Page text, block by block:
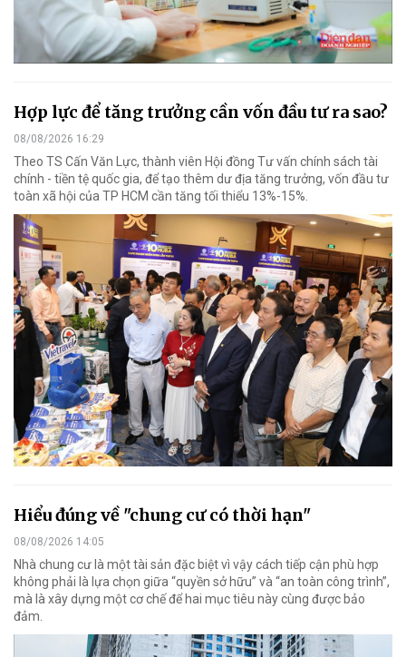
Hợp lực để tăng trưởng cần vốn đầu tư ra sao?
08/08/2026 16:29
Theo TS Cấn Văn Lực, thành viên Hội đồng Tư vấn chính sách tài
chính - tiền tệ quốc gia, để tạo thêm dư địa tăng trưởng, vốn đầu tư
toàn xã hội của TP HCM cần tăng tối thiểu 13%-15%.
Hiểu đúng về "chung cư có thời hạn"
08/08/2026 14:05
Nhà chung cư là một tài sản đặc biệt vì vậy cách tiếp cận phù hợp
không phải là lựa chọn giữa “quyền sở hữu” và “an toàn công trình”,
mà là xây dựng một cơ chế để hai mục tiêu này cùng được bảo
đảm.